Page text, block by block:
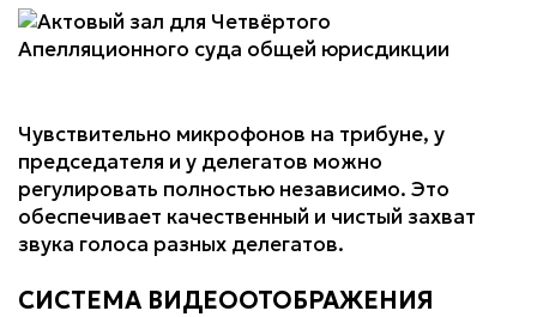
Чувствительно микрофонов на трибуне, у
председателя и у делегатов можно
регулировать полностью независимо. Это
обеспечивает качественный и чистый захват
звука голоса разных делегатов.
СИСТЕМА ВИДЕООТОБРАЖЕНИЯ